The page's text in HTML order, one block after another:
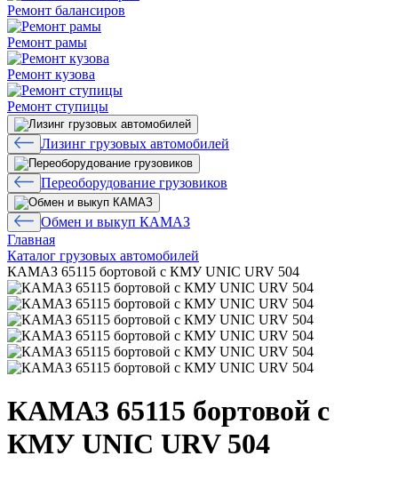
Ремонт балансиров
Ремонт рамы
Ремонт кузова
Ремонт ступицы
Лизинг грузовых автомобилей
Переоборудование грузовиков
Обмен и выкуп КАМАЗ
Главная
Каталог грузовых автомобилей
КАМАЗ 65115 бортовой с КМУ UNIC URV 504
КАМАЗ 65115 бортовой с
КМУ UNIC URV 504